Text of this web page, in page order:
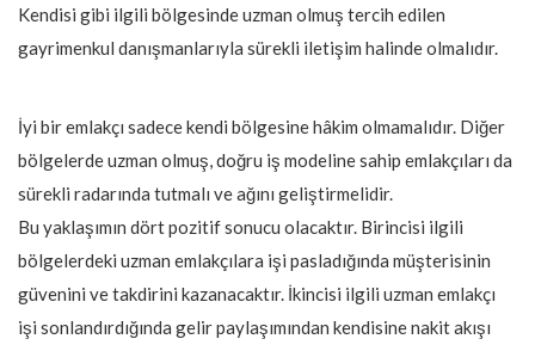
Kendisi gibi ilgili bölgesinde uzman olmuş tercih edilen
gayrimenkul danışmanlarıyla sürekli iletişim halinde olmalıdır.
İyi bir emlakçı sadece kendi bölgesine hâkim olmamalıdır. Diğer
bölgelerde uzman olmuş, doğru iş modeline sahip emlakçıları da
sürekli radarında tutmalı ve ağını geliştirmelidir.
Bu yaklaşımın dört pozitif sonucu olacaktır. Birincisi ilgili
bölgelerdeki uzman emlakçılara işi pasladığında müşterisinin
güvenini ve takdirini kazanacaktır. İkincisi ilgili uzman emlakçı
işi sonlandırdığında gelir paylaşımından kendisine nakit akışı